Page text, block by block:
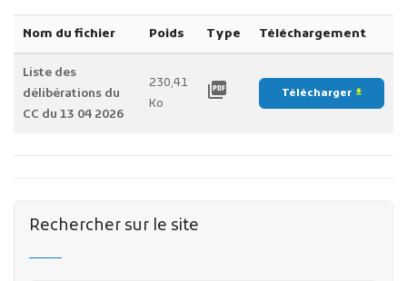
Nom du fichier Poids Type Téléchargement
Liste des
délibérations du
CC du 13 04 2026
230,41
Ko
picture_as_pdf Télécharger file_download
Rechercher sur le site